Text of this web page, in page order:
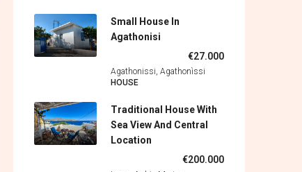
Small House In
Agathonisi
€27.000
Agathonissi, Agathonìssi
HOUSE
Traditional House With
Sea View And Central
Location
€200.000